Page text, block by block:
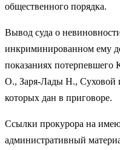
общественного порядка.
Вывод суда о
инкриминированном ему
показаниях потерпевшего
О., Заря-Лады Н., Суховой и
которых дан в приговоре.
Ссылки прокурора на
административный